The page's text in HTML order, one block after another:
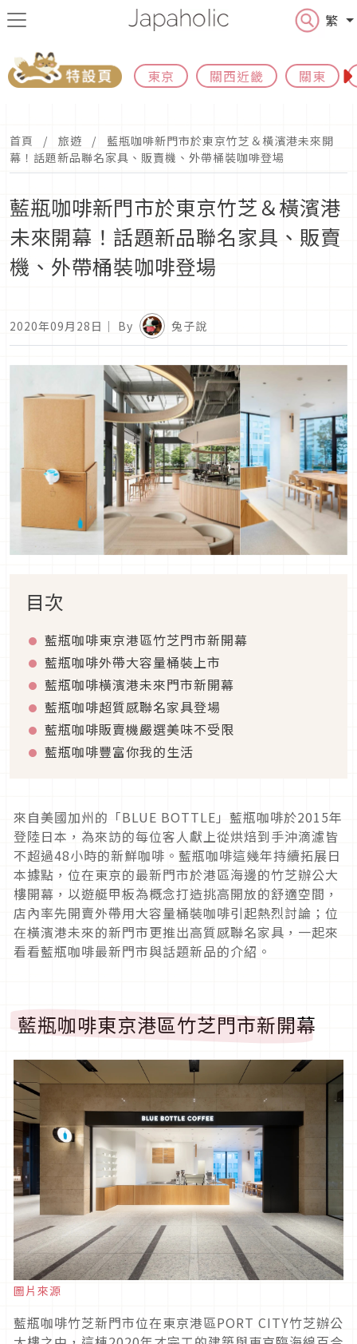
繁
東京 關西近畿 關東
首頁 旅遊
藍瓶咖啡新門市於東京竹芝＆橫濱港未來開
幕！話題新品聯名家具、販賣機、外帶桶裝咖啡登場
藍瓶咖啡新門市於東京竹芝＆橫濱港
未來開幕！話題新品聯名家具、販賣
機、外帶桶裝咖啡登場
2020年09月28日 ｜ By 兔子說
目次
藍瓶咖啡東京港區竹芝門市新開幕
藍瓶咖啡外帶大容量桶裝上市
藍瓶咖啡橫濱港未來門市新開幕
藍瓶咖啡超質感聯名家具登場
藍瓶咖啡販賣機嚴選美味不受限
藍瓶咖啡豐富你我的生活
來自美國加州的「BLUE BOTTLE」藍瓶咖啡於2015年
登陸日本，為來訪的每位客人獻上從烘焙到手沖滴濾皆
不超過48小時的新鮮咖啡。藍瓶咖啡這幾年持續拓展日
本據點，位在東京的最新門市於港區海邊的竹芝辦公大
樓開幕，以遊艇甲板為概念打造挑高開放的舒適空間，
店內率先開賣外帶用大容量桶裝咖啡引起熱烈討論；位
在橫濱港未來的新門市更推出高質感聯名家具，一起來
看看藍瓶咖啡最新門市與話題新品的介紹。
藍瓶咖啡東京港區竹芝門市新開幕
圖片來源
藍瓶咖啡竹芝新門市位在東京港區PORT CITY竹芝辦公